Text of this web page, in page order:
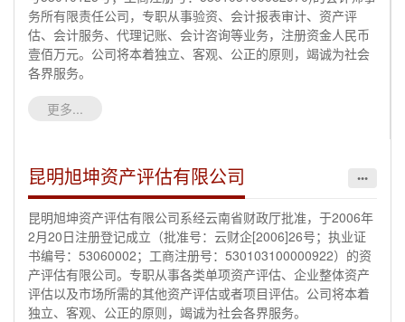
务所有限责任公司，专职从事验资、会计报表审计、资产评
估、会计服务、代理记账、会计咨询等业务，注册资金人民币
壹佰万元。公司将本着独立、客观、公正的原则，竭诚为社会
各界服务。
更多...
昆明旭坤资产评估有限公司 •••
昆明旭坤资产评估有限公司系经云南省财政厅批准，于2006年
2月20日注册登记成立（批准号：云财企[2006]26号；执业证
书编号：53060002；工商注册号：530103100000922）的资
产评估有限公司。专职从事各类单项资产评估、企业整体资产
评估以及市场所需的其他资产评估或者项目评估。公司将本着
独立、客观、公正的原则，竭诚为社会各界服务。